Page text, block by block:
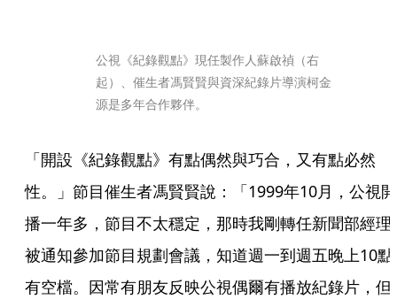
公視《紀錄觀點》現任製作人蘇啟禎（右
起）、催生者馮賢賢與資深紀錄片導演柯金
源是多年合作夥伴。
「開設《紀錄觀點》有點偶然與巧合，又有點必然
性。」節目催生者馮賢賢說：「1999年10月，公視開
播一年多，節目不太穩定，那時我剛轉任新聞部經理
被通知參加節目規劃會議，知道週一到週五晚上10點
有空檔。因常有朋友反映公視偶爾有播放紀錄片，但